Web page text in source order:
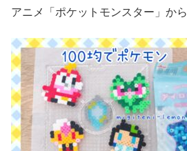
アニメ「ポケットモンスター」から